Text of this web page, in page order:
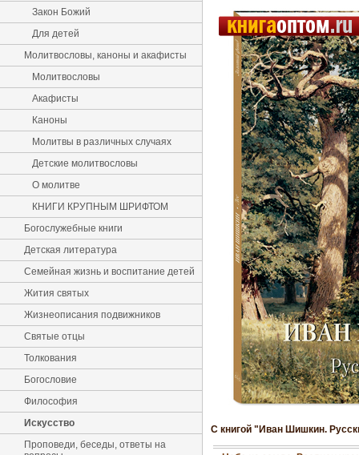
Закон Божий
Для детей
Молитвословы, каноны и акафисты
Молитвословы
Акафисты
Каноны
Молитвы в различных случаях
Детские молитвословы
О молитве
КНИГИ КРУПНЫМ ШРИФТОМ
Богослужебные книги
Детская литература
Семейная жизнь и воспитание детей
Жития святых
Жизнеописания подвижников
Святые отцы
Толкования
Богословие
Философия
Искусство
Проповеди, беседы, ответы на
С книгой "Иван Шишкин.